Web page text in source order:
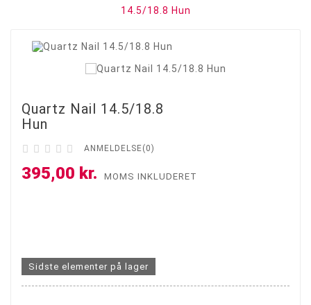
14.5/18.8 Hun
Quartz Nail 14.5/18.8
Hun
     ANMELDELSE(0)
395,00 kr. MOMS INKLUDERET
Sidste elementer på lager